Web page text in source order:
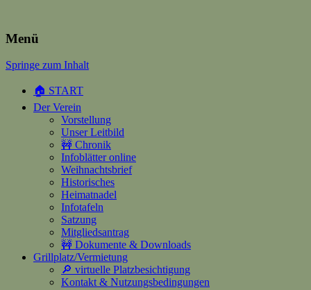
Heimatverein Happerschoss
Suchen
Menü
Springe zum Inhalt
🏠 START
Der Verein
Vorstellung
Unser Leitbild
🚧 Chronik
Infoblätter online
Weihnachtsbrief
Historisches
Heimatnadel
Infotafeln
Satzung
Mitgliedsantrag
🚧 Dokumente & Downloads
Grillplatz/Vermietung
🔎 virtuelle Platzbesichtigung
Kontakt & Nutzungsbedingungen